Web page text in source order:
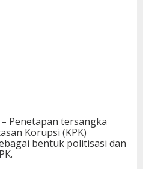
Penetapan tersangka
Korupsi (KPK)
bentuk politisasi dan